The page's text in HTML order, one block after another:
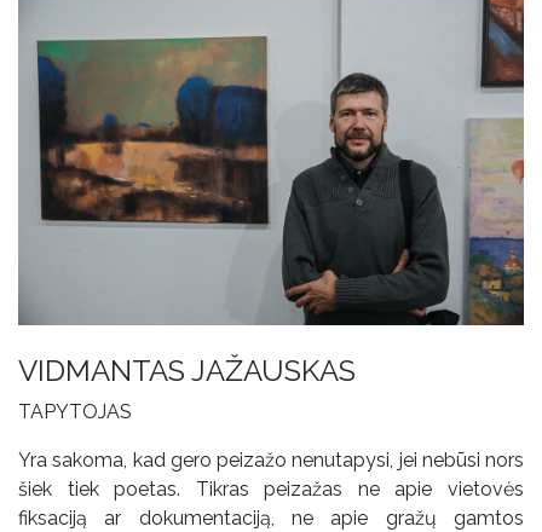
VIDMANTAS JAŽAUSKAS
TAPYTOJAS
Yra sakoma, kad gero peizažo nenutapysi, jei nebūsi nors
šiek tiek poetas. Tikras peizažas ne apie vietovės
fiksaciją ar dokumentaciją, ne apie gražų gamtos